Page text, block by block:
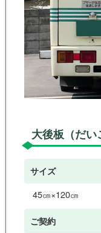
大後板（だい
サイズ
45㎝×120㎝
ご契約